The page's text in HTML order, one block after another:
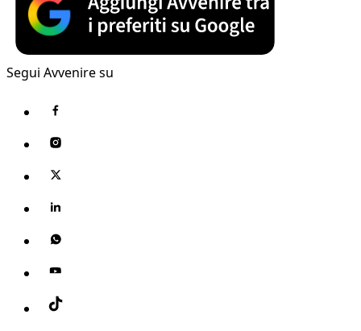
Segui Avvenire su